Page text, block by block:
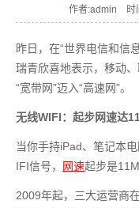
作者:admin 时
昨日，在“世界电信和信
瑞青欣喜地表示，移动
“宽带网”迈入“高速网”。
无线WIFI：起步网速达
当你手持iPad、笔记本
IFI信号，
网速起步是
2009年起，三大运营商